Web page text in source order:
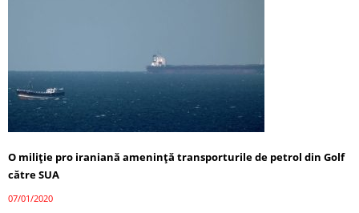
O miliție pro iraniană amenință transporturile de petrol din Golf
către SUA
07/01/2020